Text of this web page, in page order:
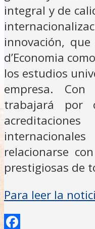
integral y de
innovación,
d’Economia
los estudios
empresa.
trabajará por
relacionarse
prestigiosas de
Para leer la